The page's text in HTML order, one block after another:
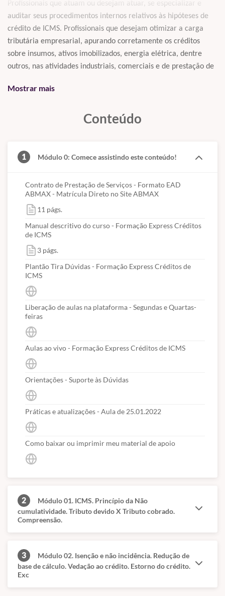
Profissionais que atuam ou desejam atuar, se especializar e
auditar seus procedimentos internos relativos às hipóteses de
crédito de ICMS. Profissionais que desejam otimizar a carga
tributária empresarial, apurando corretamente os créditos
sobre insumos, ativos imobilizados, energia elétrica, dentre
outros, nas atividades industriais, comerciais e de prestação de
tributários, empresários contábeis, estagiários, assistentes,
Contábeis e de Direito, profissionais liberais e empresários que
Mostrar mais
Conteúdo
1 Módulo 0: Comece assistindo este conteúdo!
Contrato de Prestação de Serviços - Formato EAD
ABMAX - Matrícula Direto no Site ABMAX
11 págs.
Manual descritivo do curso - Formação Express Créditos
de ICMS
3 págs.
Plantão Tira Dúvidas - Formação Express Créditos de
ICMS
Liberação de aulas na plataforma - Segundas e Quartas-
feiras
Aulas ao vivo - Formação Express Créditos de ICMS
Orientações - Suporte às Dúvidas
Práticas e atualizações - Aula de 25.01.2022
Como baixar ou imprimir meu material de apoio
2
Módulo 01. ICMS. Princípio da Não
cumulatividade. Tributo devido X Tributo cobrado.
Compreensão.
3
Módulo 02. Isenção e não incidência. Redução de
base de cálculo. Vedação ao crédito. Estorno do crédito.
Exc